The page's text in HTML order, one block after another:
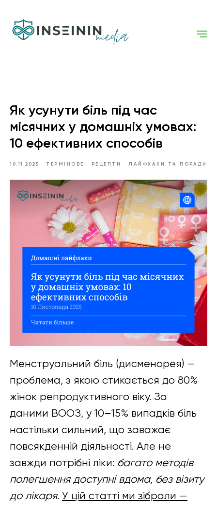
Як усунути біль під час
місячних у домашніх умовах:
10 ефективних способів
10.11.2025 ТЕРМІНОВЕ РЕЦЕПТИ ЛАЙФХАКИ ТА ПОРАДИ
Менструальний біль (дисменорея) —
проблема, з якою стикається до 80%
жінок репродуктивного віку. За
даними ВООЗ, у 10–15% випадків біль
настільки сильний, що заважає
повсякденній діяльності. Але не
завжди потрібні ліки: багато методів
полегшення доступні вдома, без візиту
до лікаря. У цій статті ми зібрали —